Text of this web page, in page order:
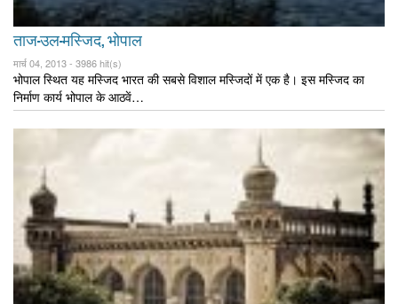
ताज-उल-मस्जिद, भोपाल
मार्च 04, 2013 - 3986 hit(s)
भोपाल स्थित यह मस्जिद भारत की सबसे विशाल मस्जिदों में एक है। इस मस्जिद का
निर्माण कार्य भोपाल के आठवें…